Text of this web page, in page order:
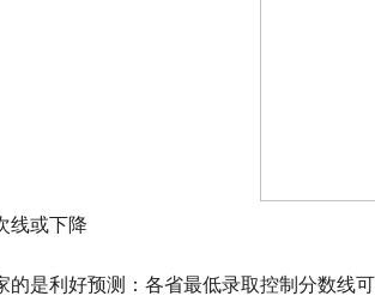
线或下降
的是利好预测：各省最低录取控制分数线